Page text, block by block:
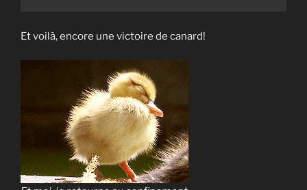
Et voilà, encore une victoire de canard!